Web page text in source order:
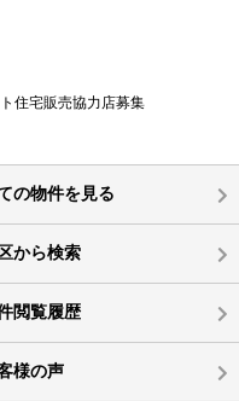
住宅販売協力店募集
の物件を見る
から検索
閲覧履歴
様の声